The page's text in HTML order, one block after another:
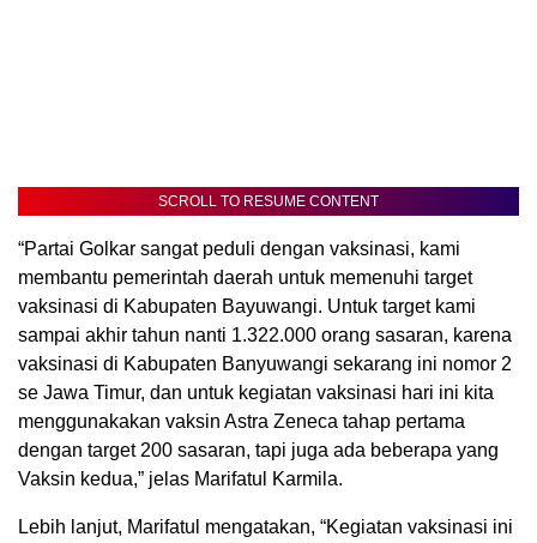
SCROLL TO RESUME CONTENT
“Partai Golkar sangat peduli dengan vaksinasi, kami
membantu pemerintah daerah untuk memenuhi target
vaksinasi di Kabupaten Bayuwangi. Untuk target kami
sampai akhir tahun nanti 1.322.000 orang sasaran, karena
vaksinasi di Kabupaten Banyuwangi sekarang ini nomor 2
se Jawa Timur, dan untuk kegiatan vaksinasi hari ini kita
menggunakakan vaksin Astra Zeneca tahap pertama
dengan target 200 sasaran, tapi juga ada beberapa yang
Vaksin kedua,” jelas Marifatul Karmila.
Lebih lanjut, Marifatul mengatakan, “Kegiatan vaksinasi ini